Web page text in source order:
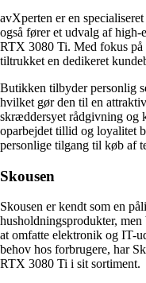
avXperten er en
også fører et udvalg af
RTX 3080 Ti. Med fokus på
tiltrukket en dedikeret
Butikken tilbyder personlig
hvilket gør den til en
skræddersyet rådgivning og
oparbejdet tillid og loyalitet
personlige tilgang til køb af
Skousen
Skousen er kendt som en
husholdningsprodukter,
at omfatte elektronik og IT-
behov hos forbrugere, har
RTX 3080 Ti i sit sortiment.